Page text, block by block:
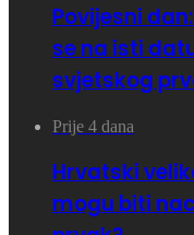
Povijesni
se na isti
svjetskog
Prije 4 dana
Hrvatski
mogu biti